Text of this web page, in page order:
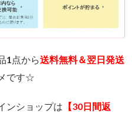
1点から送料無料＆翌日発送
です☆
ンショップは 【30日間返